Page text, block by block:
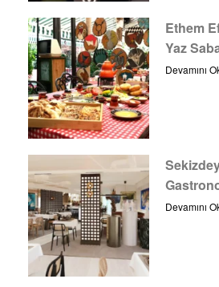
Ethem
Yaz
Devamını
Devamını